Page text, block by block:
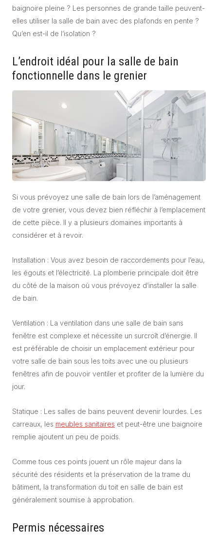
baignoire pleine ? Les personnes de grande taille peuvent-
elles utiliser la salle de bain avec des plafonds en pente ?
Qu’en est-il de l’isolation ?
L’endroit idéal pour la salle de bain
fonctionnelle dans le grenier
Si vous prévoyez une salle de bain lors de l’aménagement
de votre grenier, vous devez bien réfléchir à l’emplacement
de cette pièce. Il y a plusieurs domaines importants à
considérer et à revoir.
Installation : Vous avez besoin de raccordements pour l’eau,
les égouts et l’électricité. La plomberie principale doit être
du côté de la maison où vous prévoyez d’installer la salle
de bain.
Ventilation : La ventilation dans une salle de bain sans
fenêtre est complexe et nécessite un surcroît d’énergie. Il
est préférable de choisir un emplacement extérieur pour
votre salle de bain sous les toits avec une ou plusieurs
fenêtres afin de pouvoir ventiler et profiter de la lumière du
jour.
Statique : Les salles de bains peuvent devenir lourdes. Les
carreaux, les meubles sanitaires et peut-être une baignoire
remplie ajoutent un peu de poids.
Comme tous ces points jouent un rôle majeur dans la
sécurité des résidents et la préservation de la trame du
bâtiment, la transformation du toit en salle de bain est
généralement soumise à approbation.
Permis nécessaires